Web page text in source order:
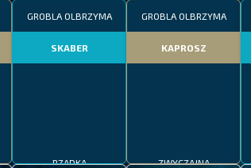
GROBLA OLBRZYMA
SKABER
GROBLA OLBRZYMA
KAPROSZ